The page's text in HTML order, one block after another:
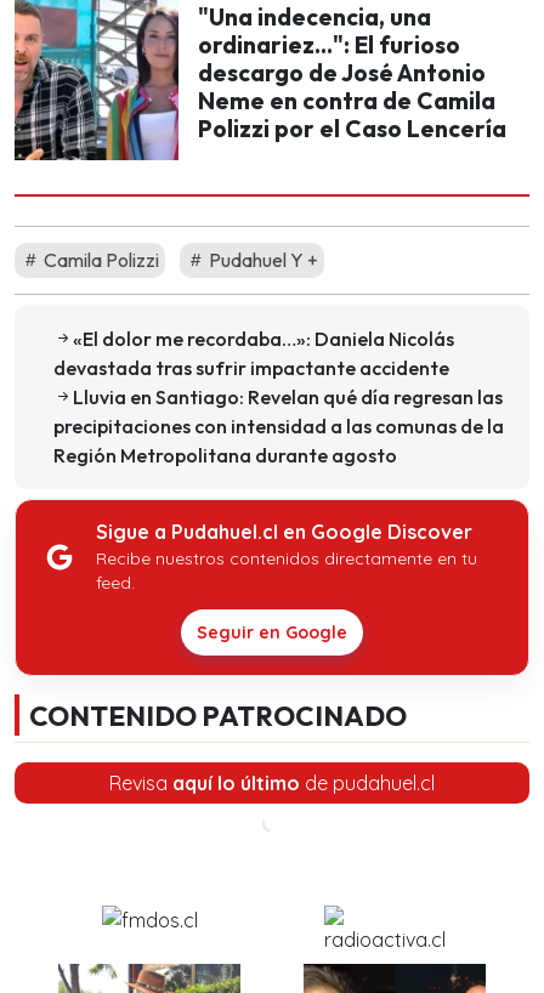
"Una indecencia, una
ordinariez...": El furioso
descargo de José Antonio
Neme en contra de Camila
Polizzi por el Caso Lencería
Camila Polizzi Pudahuel Y +
«El dolor me recordaba…»: Daniela Nicolás
devastada tras sufrir impactante accidente
Lluvia en Santiago: Revelan qué día regresan las
precipitaciones con intensidad a las comunas de la
Región Metropolitana durante agosto
Sigue a Pudahuel.cl en Google Discover
Recibe nuestros contenidos directamente en tu
feed.
Seguir en Google
CONTENIDO PATROCINADO
Revisa aquí lo último de pudahuel.cl